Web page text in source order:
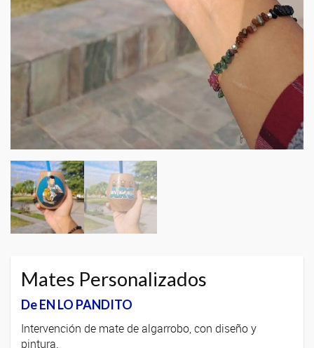
Mates Personalizados
De EN LO PANDITO
Intervención de mate de algarrobo, con diseño y
pintura.